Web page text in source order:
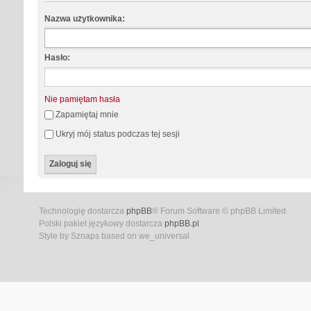
Nazwa użytkownika:
Hasło:
Nie pamiętam hasła
Zapamiętaj mnie
Ukryj mój status podczas tej sesji
Technologię dostarcza phpBB® Forum Software © phpBB Limited
Polski pakiet językowy dostarcza phpBB.pl
Style by Sznaps based on we_universal